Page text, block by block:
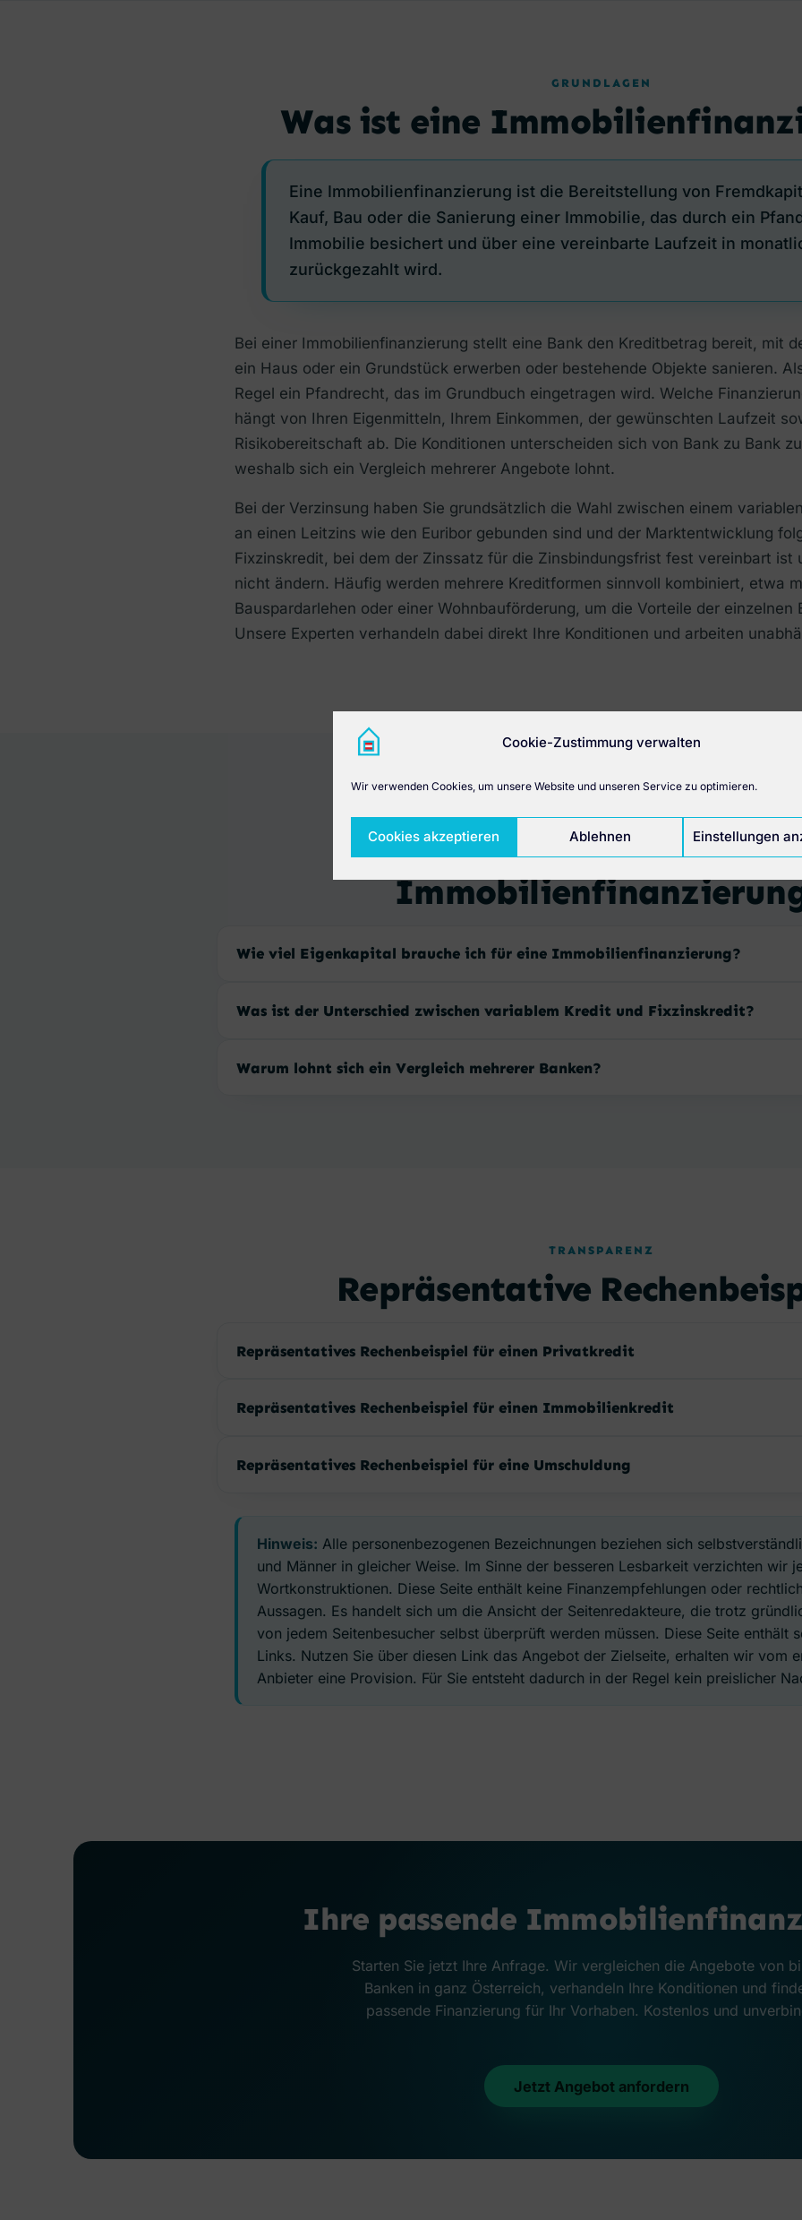
Cookie-Zustimmung verwalten
Wir verwenden Cookies, um unsere Website und unseren Service zu optimieren.
Cookies akzeptieren Ablehnen Einstellungen
GRUNDLAGEN
Was ist eine
Eine Immobilienfinanzierung ist die Bereitstellung von
Kauf, Bau oder die Sanierung einer Immobilie, das durch ein
Immobilie besichert und über eine vereinbarte Laufzeit in
zurückgezahlt wird.
Bei einer Immobilienfinanzierung stellt eine Bank den Kreditbetrag bereit, mit
ein Haus oder ein Grundstück erwerben oder bestehende Objekte sanieren.
Regel ein Pfandrecht, das im Grundbuch eingetragen wird. Welche
hängt von Ihren Eigenmitteln, Ihrem Einkommen, der gewünschten Laufzeit
Risikobereitschaft ab. Die Konditionen unterscheiden sich von Bank zu Bank
weshalb sich ein Vergleich mehrerer Angebote lohnt.
Bei der Verzinsung haben Sie grundsätzlich die Wahl zwischen einem
an einen Leitzins wie den Euribor gebunden sind und der Marktentwicklung
Fixzinskredit, bei dem der Zinssatz für die Zinsbindungsfrist fest vereinbart ist
nicht ändern. Häufig werden mehrere Kreditformen sinnvoll kombiniert, etwa
Bauspardarlehen oder einer Wohnbauförderung, um die Vorteile der einzelnen
Unsere Experten verhandeln dabei direkt Ihre Konditionen und arbeiten
HÄUFIGE FRAGEN
Häufige Fragen zur
Wie viel Eigenkapital brauche ich für eine Immobilienfinanzierung?
Was ist der Unterschied zwischen variablem Kredit und Fixzinskredit?
Warum lohnt sich ein Vergleich mehrerer Banken?
TRANSPARENZ
Repräsentative
Repräsentatives Rechenbeispiel für einen Privatkredit
Repräsentatives Rechenbeispiel für einen Immobilienkredit
Repräsentatives Rechenbeispiel für eine Umschuldung
Hinweis: Alle personenbezogenen Bezeichnungen beziehen sich
und Männer in gleicher Weise. Im Sinne der besseren Lesbarkeit verzichten wir
Wortkonstruktionen. Diese Seite enthält keine Finanzempfehlungen oder
Aussagen. Es handelt sich um die Ansicht der Seitenredakteure, die trotz
von jedem Seitenbesucher selbst überprüft werden müssen. Diese Seite enthält
Links. Nutzen Sie über diesen Link das Angebot der Zielseite, erhalten wir vom
Anbieter eine Provision. Für Sie entsteht dadurch in der Regel kein preislicher
Ihre passende
Starten Sie jetzt Ihre Anfrage. Wir vergleichen die Angebote von
Banken in ganz Österreich, verhandeln Ihre Konditionen und
passende Finanzierung für Ihr Vorhaben. Kostenlos und
Jetzt Angebot anfordern